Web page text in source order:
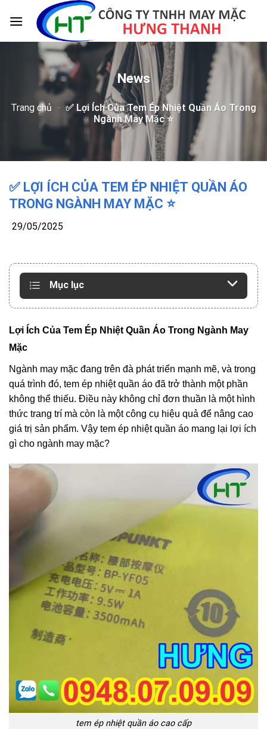
News
Trang chủ - ✅ Lợi Ích Của Tem Ép Nhiệt Quần Áo Trong
Ngành May Mặc ⭐️
✅ LỢI ÍCH CỦA TEM ÉP NHIỆT QUẦN ÁO
TRONG NGÀNH MAY MẶC ⭐️
29/05/2025
Mục lục
Lợi Ích Của Tem Ép Nhiệt Quần Áo Trong Ngành May
Mặc
Ngành may mặc đang trên đà phát triển mạnh mẽ, và trong
quá trình đó, tem ép nhiệt quần áo đã trở thành một phần
không thể thiếu. Điều này không chỉ đơn thuần là một hình
thức trang trí mà còn là một công cụ hiệu quả để nâng cao
giá trị sản phẩm. Vậy tem ép nhiệt quần áo mang lại lợi ích
gì cho ngành may mặc?
tem ép nhiệt quần áo cao cấp